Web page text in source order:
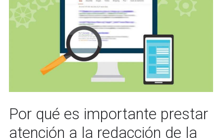
Por qué es importante prestar
atención a la redacción de la